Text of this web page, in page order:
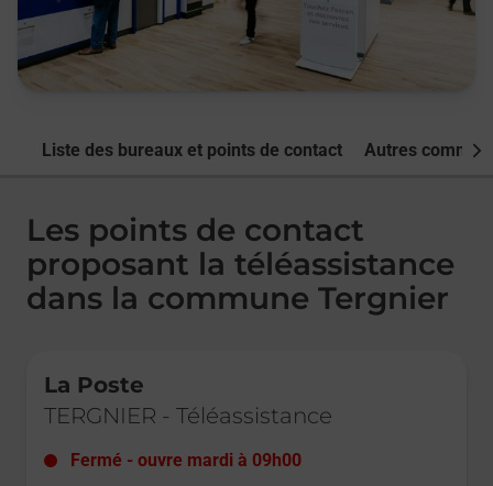
Liste des bureaux et points de contact Autres
Les points de contact
proposant la téléassistance
dans la commune Tergnier
La Poste
TERGNIER - Téléassistance
Fermé - ouvre mardi à 09h00